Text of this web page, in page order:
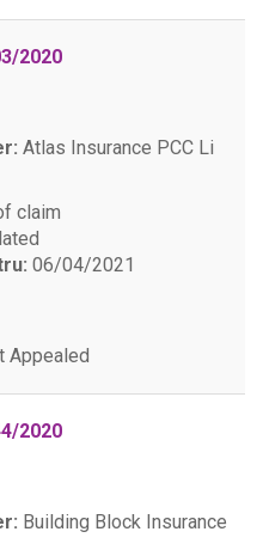
2020
Atlas Insurance PCC Li
claim
06/04/2021
Appealed
2020
Building Block Insurance